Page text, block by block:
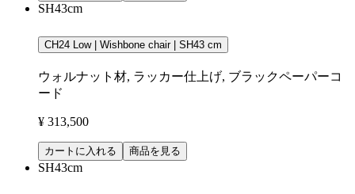
SH43cm
CH24 Low | Wishbone chair | SH43 cm
ウォルナット材, ラッカー仕上げ, ブラックペーパーコ
ード
¥ 313,500
カートに入れる 商品を見る
SH43cm